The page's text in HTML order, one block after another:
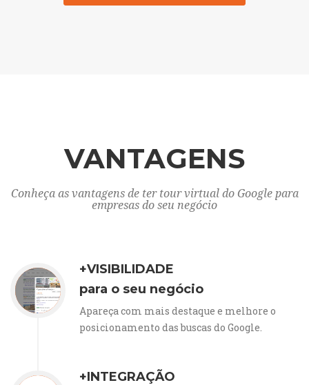
VANTAGENS
Conheça as vantagens de ter tour virtual do Google para
empresas do seu negócio
+VISIBILIDADE
para o seu negócio
Apareça com mais destaque e melhore o
posicionamento das buscas do Google.
+INTEGRAÇÃO